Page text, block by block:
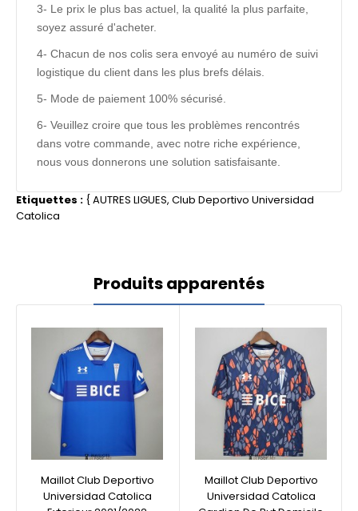
3- Le prix le plus bas actuel, la qualité la plus parfaite,
soyez assuré d'acheter.
4- Chacun de nos colis sera envoyé au numéro de suivi
logistique du client dans les plus brefs délais.
5- Mode de paiement 100% sécurisé.
6- Veuillez croire que tous les problèmes rencontrés
dans votre commande, avec notre riche expérience,
nous vous donnerons une solution satisfaisante.
Etiquettes : {AUTRES LIGUES, Club Deportivo Universidad
Catolica
Produits apparentés
Maillot Club Deportivo
Universidad Catolica
Maillot Club Deportivo
Universidad Catolica